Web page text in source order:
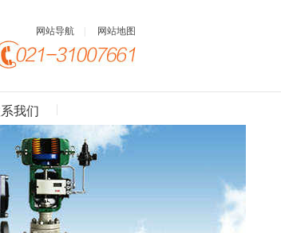
网站导航 网站地图
我们